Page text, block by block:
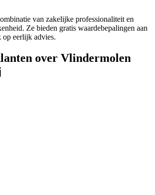
van zakelijke professionaliteit en
Ze bieden gratis waardebepalingen aan
op eerlijk advies.
over Vlindermolen